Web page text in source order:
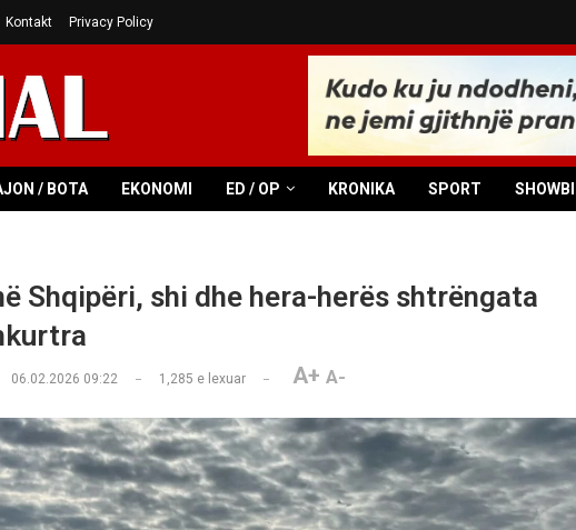
Kontakt Privacy Policy
/ BOTA EKONOMI ED / OP KRONIKA SPORT
Shqipëri, shi dhe hera-herës shtrëngata
06.02.2026 09:22 1,285 e lexuar A+ A-